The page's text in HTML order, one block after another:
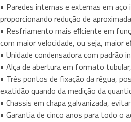
• Paredes internas e externas em
proporcionando redução de
• Resfriamento mais eﬂciente em
com maior velocidade, ou seja, maior
• Unidade condensadora com padrão
• Alça de abertura em formato
• Três pontos de fixação da régua,
exatidão quando da medição da
• Chassis em chapa galvanizada,
• Garantia de cinco anos para todo o